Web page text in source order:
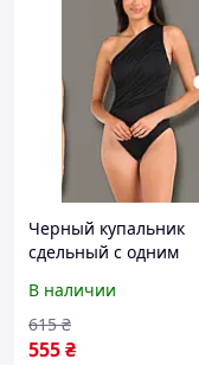
Черный купальник
сдельный с одним
В наличии
555₴
615 ₴